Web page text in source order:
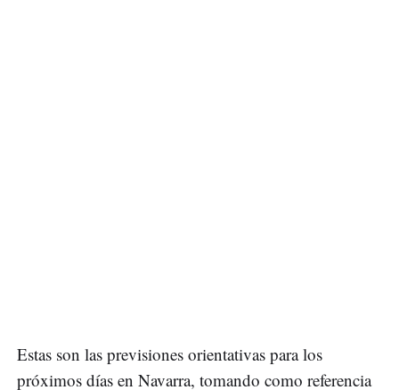
Estas son las previsiones orientativas para los
próximos días en Navarra, tomando como referencia